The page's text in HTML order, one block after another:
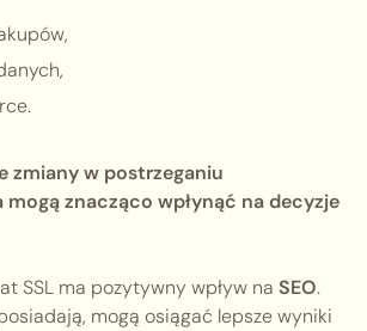
zmiany w postrzeganiu
znacząco wpłynąć na decyzje
SSL ma pozytywny wpływ na SEO.
mogą osiągać lepsze wyniki